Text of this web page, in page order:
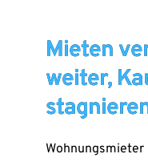
Mieten
weiter,